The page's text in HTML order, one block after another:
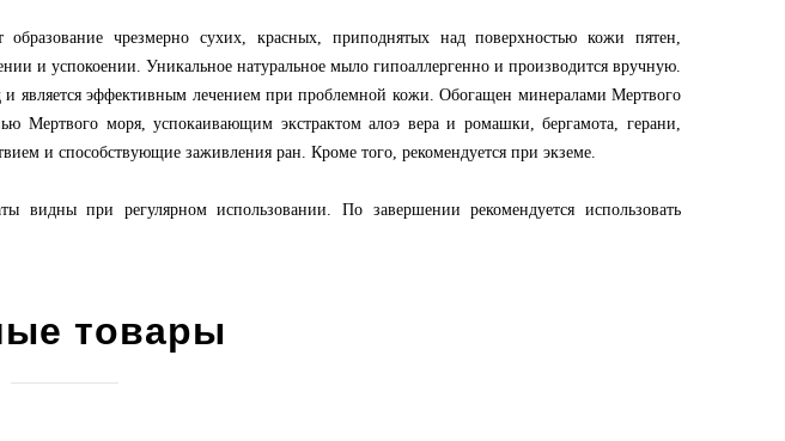
чрезмерно сухих, красных, приподнятых над поверхностью кожи пятен,
и успокоении. Уникальное натуральное мыло гипоаллергенно и производится вручную.
является эффективным лечением при проблемной кожи. Обогащен минералами Мертвого
Мертвого моря, успокаивающим экстрактом алоэ вера и ромашки, бергамота, герани,
и способствующие заживления ран. Кроме того, рекомендуется при экземе.
при регулярном использовании. По завершении рекомендуется использовать
товары